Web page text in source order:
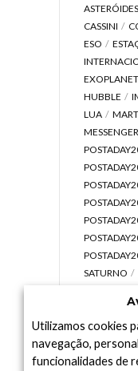
ASTERÓIDES
CASSINI
ESO
HUBBLE
LUA
MESSENGER
SATURNO
UNIVERSO
Utilizamos cookies
navegação,
funcionalidades de